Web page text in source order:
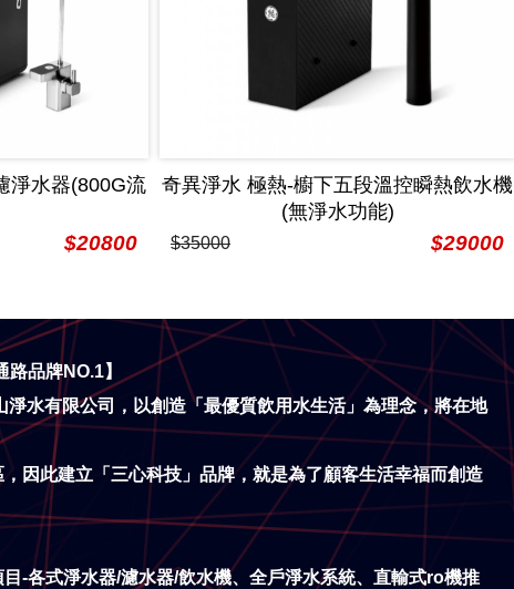
淨水器(800G流
$20800
奇異淨水 極熱-櫥下五段溫控瞬熱飲水機
(無淨水功能)
$35000 $29000
路品牌NO.1】
淨水有限公司，以創造「最優質飲用水生活」為理念，將在地
因此建立「三心科技」品牌，就是為了顧客生活幸福而創造
-各式淨水器/濾水器/飲水機、全戶淨水系統、直輸式ro機推